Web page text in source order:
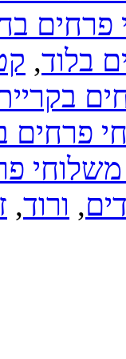
בלוד,
פרחים
משלוחי
, ורוד,